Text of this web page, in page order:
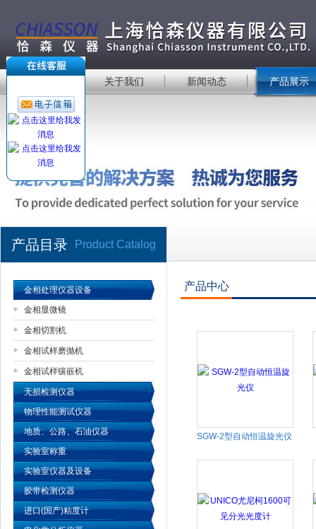
公司名称
关于我们 新闻动态 产品展示
产品目录 Product Catalog
金相处理仪器设备
金相显微镜
金相切割机
金相试样磨抛机
金相试样镶嵌机
无损检测仪器
物理性能测试仪器
地质、公路、石油仪器
实验室称重
实验室仪器及设备
胶带检测仪器
进口(国产)粘度计
产品中心
SGW-2型自动恒温旋光仪